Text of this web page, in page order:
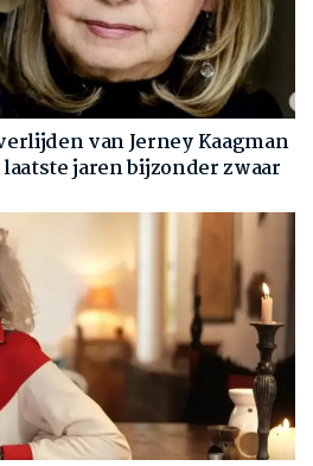
van Jerney Kaagman
jaren bijzonder zwaar